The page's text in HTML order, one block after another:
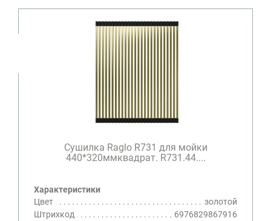
Сушилка Raglo R731 для мойки
440*320ммквадрат. R731.44....
Характеристики
Цвет
золотой
Штрихкод
6976829867916